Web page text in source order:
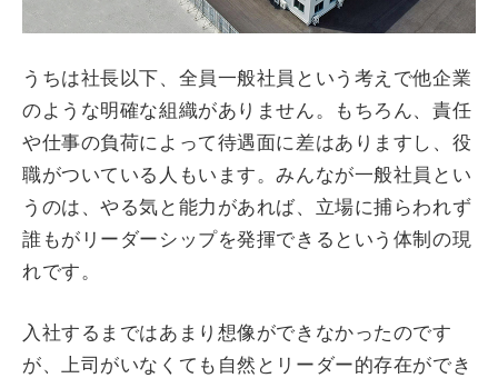
うちは社長以下、全員一般社員という考えで他企業
のような明確な組織がありません。もちろん、責任
や仕事の負荷によって待遇面に差はありますし、役
職がついている人もいます。みんなが一般社員とい
うのは、やる気と能力があれば、立場に捕らわれず
誰もがリーダーシップを発揮できるという体制の現
れです。
入社するまではあまり想像ができなかったのです
が、上司がいなくても自然とリーダー的存在ができ